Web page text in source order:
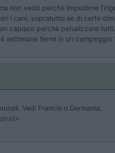
non vedo perchè impedirne
i cani, sopratutto se di certe
capisco perchè penalizzare
settimane fermi in un campeggio
Vedi Francia o Germania.
)>